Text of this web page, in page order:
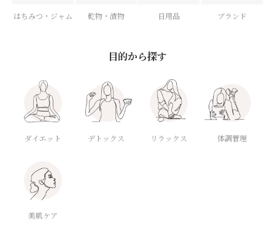
はちみつ・ジャム 乾物・漬物 日用品 ブランド
目的から探す
ダイエット デトックス リラックス 体調管理
美肌ケア